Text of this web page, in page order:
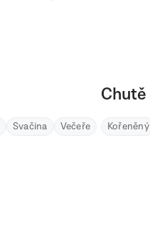
Svačina Večeře
Chutě
Kořeněný